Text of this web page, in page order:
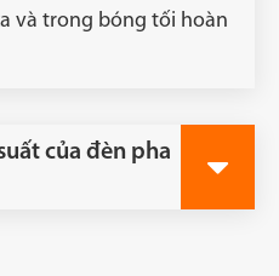
và trong bóng tối hoàn
của đèn pha